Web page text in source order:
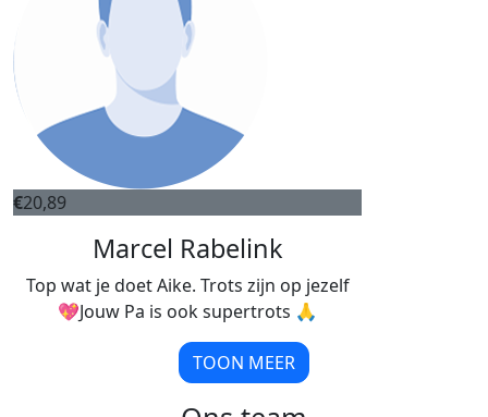
€20,89
Marcel Rabelink
Top wat je doet Aike. Trots zijn op jezelf
💖Jouw Pa is ook supertrots 🙏
TOON MEER